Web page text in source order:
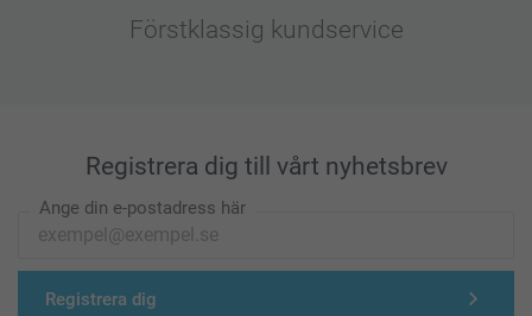
Förstklassig kundservice
Registrera dig till vårt nyhetsbrev
Ange din e-postadress här
Registrera dig